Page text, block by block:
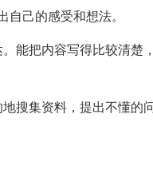
自己的感受和想法。
能把内容写得比较清楚
搜集资料，提出不懂的